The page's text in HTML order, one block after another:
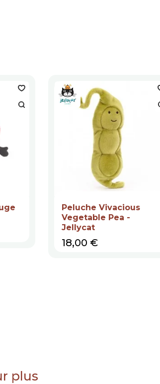
Peluche Vivacious
Vegetable Pea -
Jellycat
Prix
18,00 €
plus